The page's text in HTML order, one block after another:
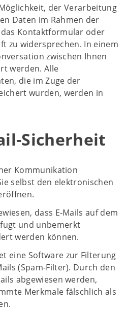
der Verarbeitung
Daten im Rahmen der
Kontaktformular oder
zu widersprechen. In einem
zwischen Ihnen
werden. Alle
die im Zuge der
wurden, werden in
Kommunikation
selbst den elektronischen
dass E-Mails auf dem
und unbemerkt
werden können.
eine Software zur Filterung
(Spam-Filter). Durch den
abgewiesen werden,
Merkmale fälschlich als